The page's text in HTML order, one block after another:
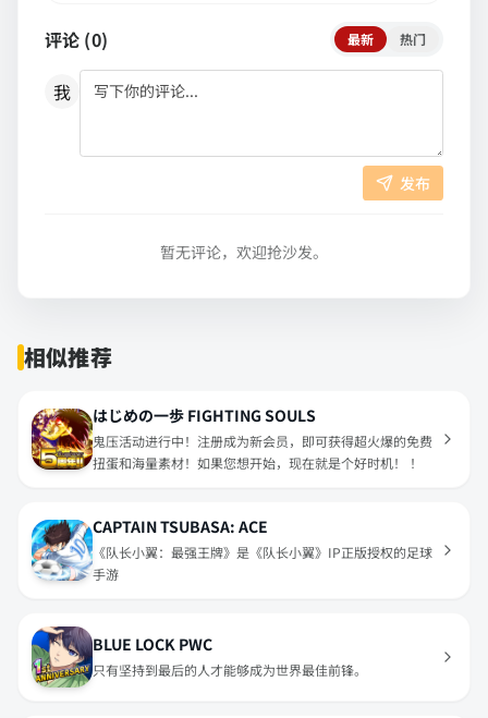
评论 (0) 最新 热门
我
发布
暂无评论，欢迎抢沙发。
相似推荐
はじめの一歩 FIGHTING SOULS
鬼压活动进行中！注册成为新会员，即可获得超火爆的免费
扭蛋和海量素材！如果您想开始，现在就是个好时机！ ！
CAPTAIN TSUBASA: ACE
《队长小翼：最强王牌》是《队长小翼》IP正版授权的足球
手游
BLUE LOCK PWC
只有坚持到最后的人才能够成为世界最佳前锋。